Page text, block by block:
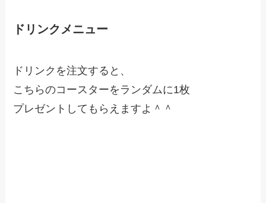
ドリンクメニュー
ドリンクを注文すると、
こちらのコースターをランダムに1枚
プレゼントしてもらえますよ＾＾